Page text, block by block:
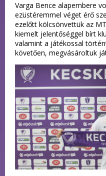
Varga Bence alapembere
ezüstéremmel véget érő
ezelőtt kölcsönvettük az
kiemelt jelentőséggel bírt
valamint a játékossal
követően, megvásároltuk